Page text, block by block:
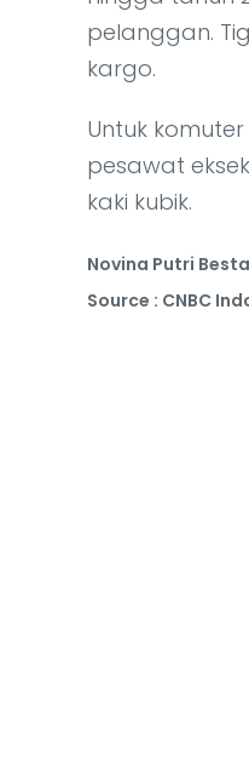
pelanggan.
kargo.
Untuk
pesawat
kaki kubik.
Novina Putri
Source : CNBC